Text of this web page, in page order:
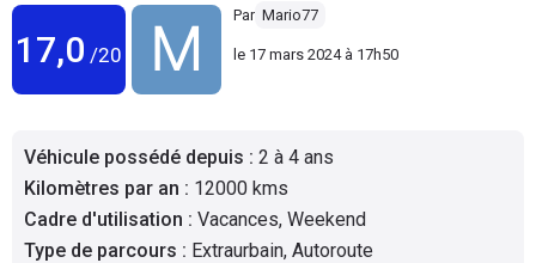
Utilitaires
Flottes
Auto
Services
17,0 /20
Par Mario77
le 17 mars 2024 à 17h50
Véhicule possédé depuis : 2 à 4 ans
Kilomètres par an : 12000 kms
Cadre d'utilisation : Vacances, Weekend
Type de parcours : Extraurbain, Autoroute